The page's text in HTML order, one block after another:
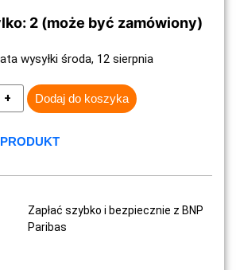
2 (może być zamówiony)
wysyłki środa, 12 sierpnia
Dodaj do koszyka
Zapłać szybko i bezpiecznie z BNP
Paribas